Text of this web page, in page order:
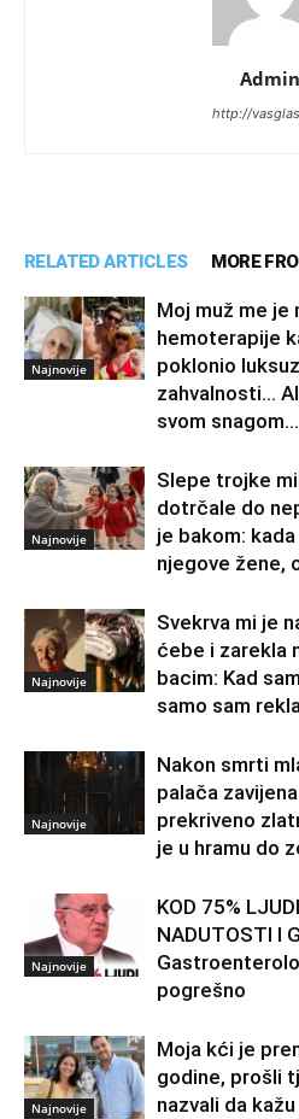
Admin
http://
RELATED ARTICLES MORE
Najnovije
Moj muž me je
hemoterapije
poklonio
zahvalnosti…
svom
Najnovije
Slepe trojke
dotrčale do
je bakom:
njegove žene,
Najnovije
Svekrva mi je
ćebe i zarekla
bacim: Kad
samo sam
Najnovije
Nakon smrti
palača
prekriveno
je u hramu do
Najnovije
KOD 75%
NADUTOSTI I
pogrešno
Najnovije
Moja kći je
godine, prošli
nazvali da